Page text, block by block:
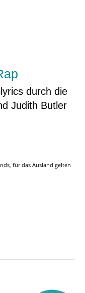
durch die
Judith Butler
für das Ausland gelten